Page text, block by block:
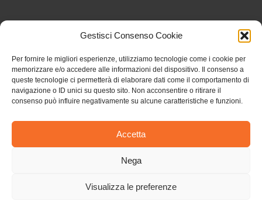
Gestisci Consenso Cookie
Per fornire le migliori esperienze, utilizziamo tecnologie come i cookie per
memorizzare e/o accedere alle informazioni del dispositivo. Il consenso a
queste tecnologie ci permetterà di elaborare dati come il comportamento di
navigazione o ID unici su questo sito. Non acconsentire o ritirare il
consenso può influire negativamente su alcune caratteristiche e funzioni.
Accetta
Nega
Visualizza le preferenze